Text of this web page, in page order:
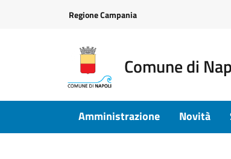
Regione Campania
Comune di
Amministrazione Novità